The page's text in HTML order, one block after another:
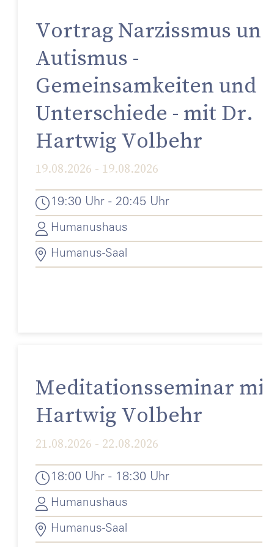
Vortrag Narzissmus und
Autismus -
Gemeinsamkeiten und
Unterschiede - mit Dr.
Hartwig Volbehr
19.08.2026 - 19.08.2026
19:30 Uhr - 20:45 Uhr
Humanushaus
Humanus-Saal
Meditationsseminar
Hartwig Volbehr
21.08.2026 - 22.08.2026
18:00 Uhr - 18:30 Uhr
Humanushaus
Humanus-Saal